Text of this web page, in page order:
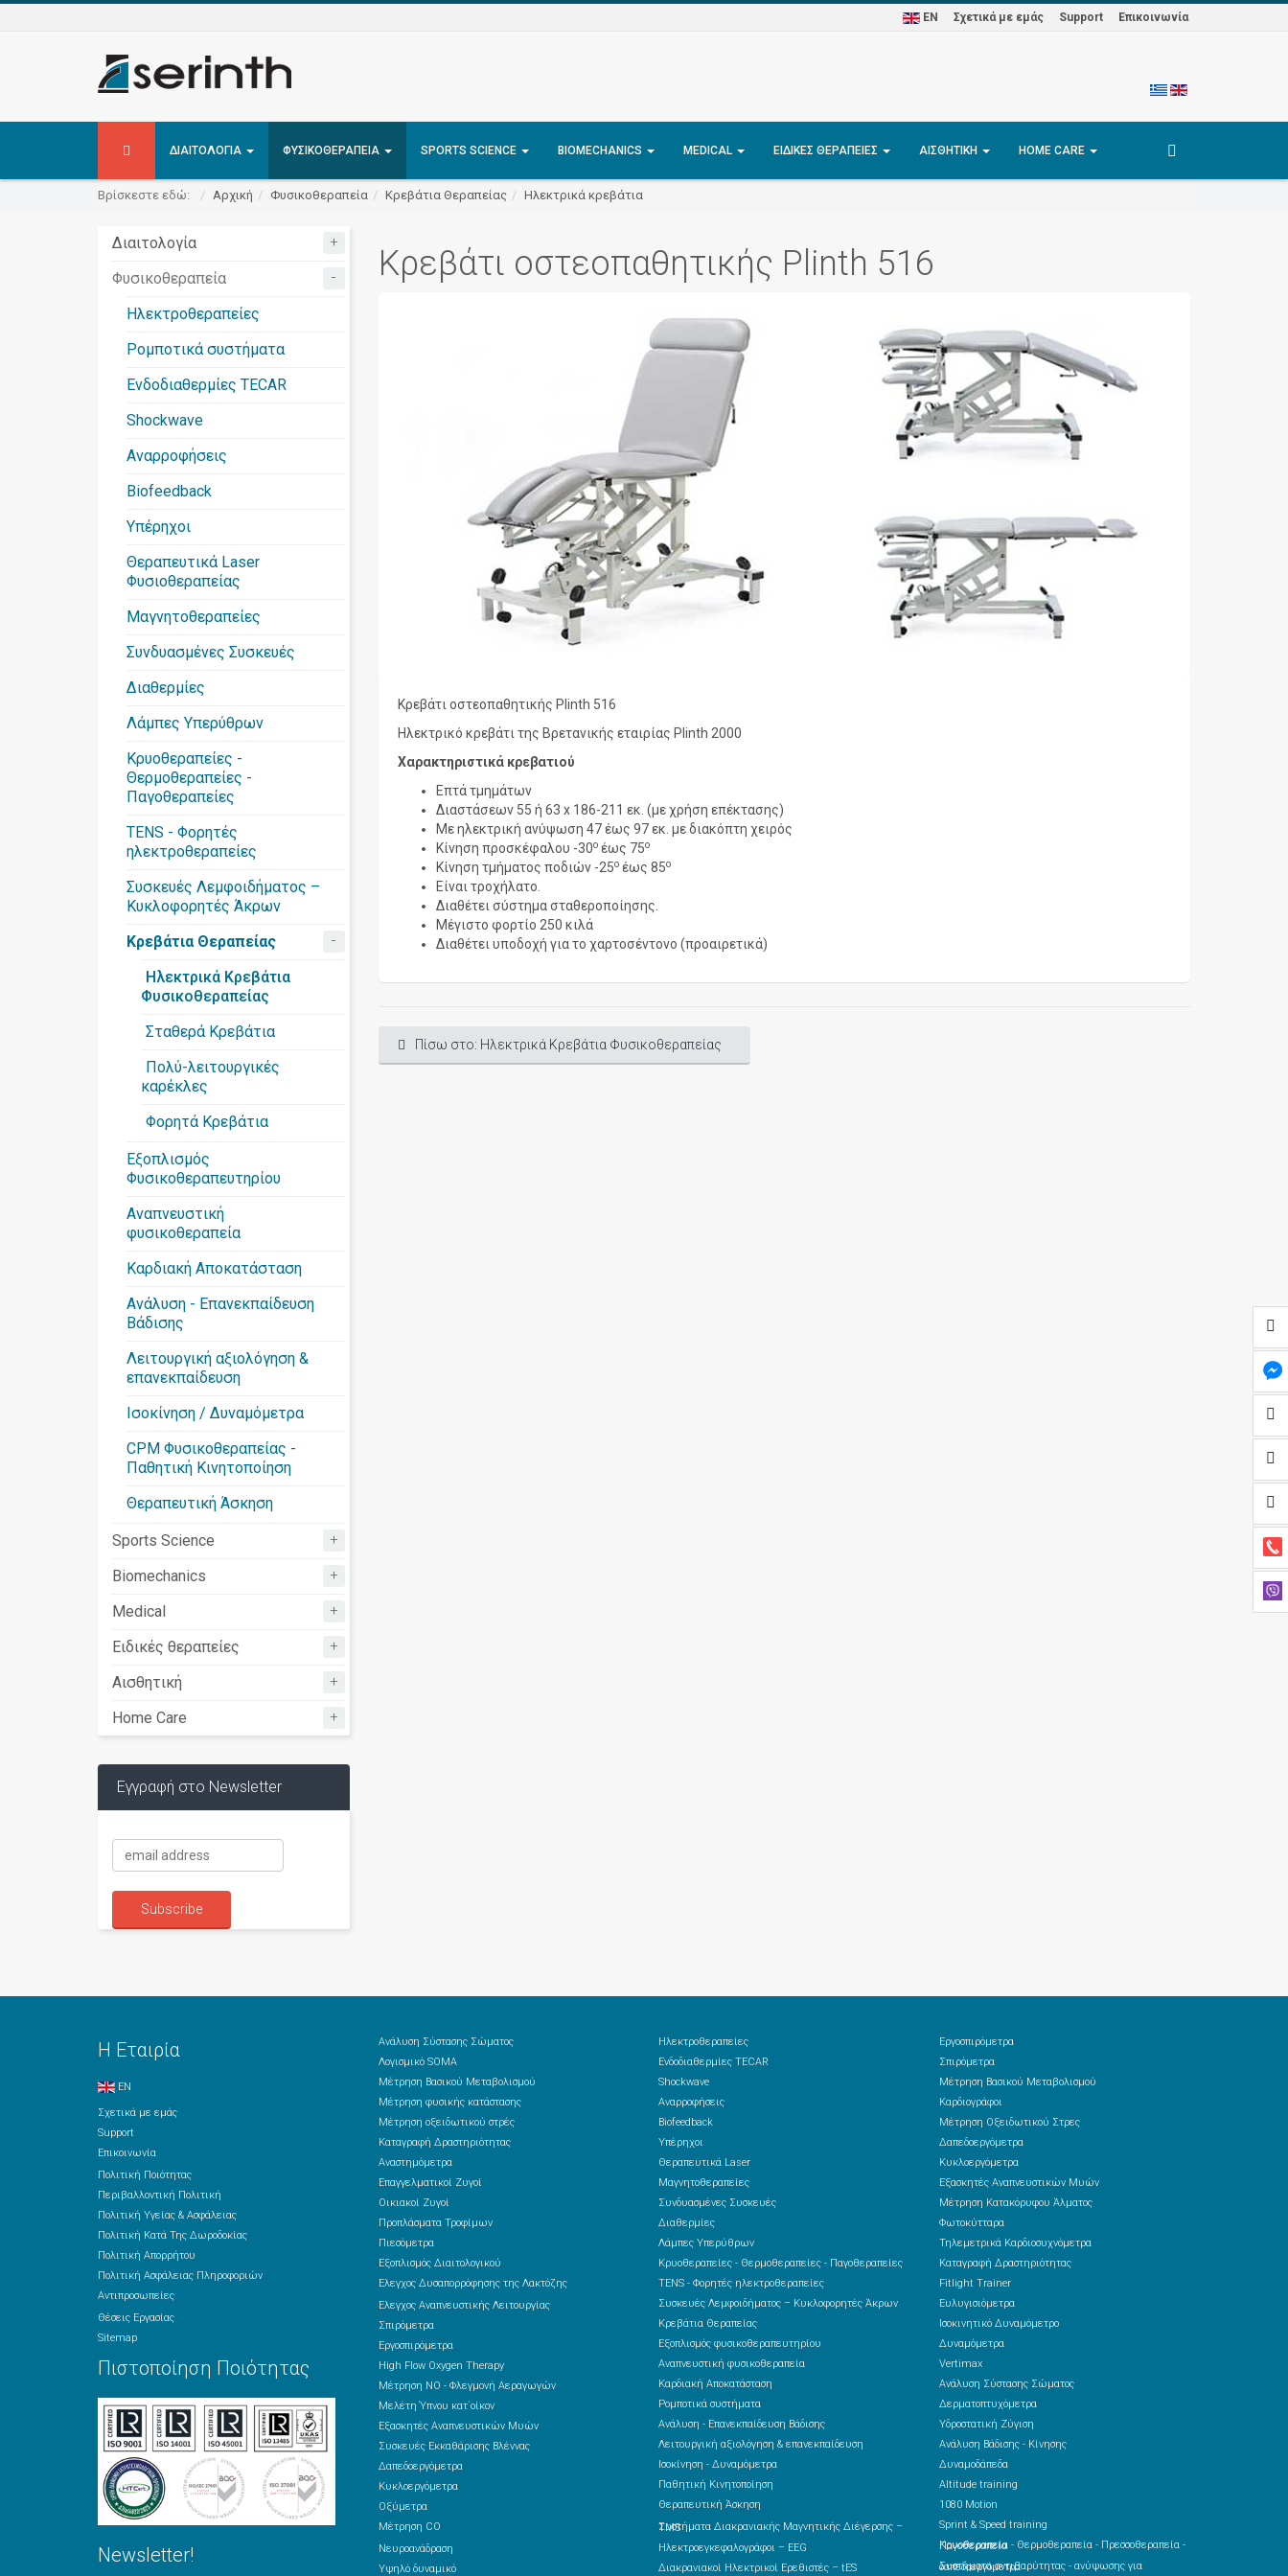
EN Σχετικά με εμάς Support Επικοινωνία
ΔΙΑΙΤΟΛΟΓΊΑ ΦΥΣΙΚΟΘΕΡΑΠΕΊΑ SPORTS SCIENCE BIOMECHANICS MEDICAL ΕΙΔΙΚΈΣ ΘΕΡΑΠΕΊΕΣ ΑΙΣΘΗΤΙΚΉ HOME CARE
Βρίσκεστε εδώ: Αρχική Φυσικοθεραπεία Κρεβάτια Θεραπείας Ηλεκτρικά κρεβάτια
Διαιτολογία +
Φυσικοθεραπεία -
Ηλεκτροθεραπείες
Ρομποτικά συστήματα
Ενδοδιαθερμίες TECAR
Shockwave
Αναρροφήσεις
Biofeedback
Υπέρηχοι
Θεραπευτικά Laser
Φυσιοθεραπείας
Μαγνητοθεραπείες
Συνδυασμένες Συσκευές
Διαθερμίες
Λάμπες Υπερύθρων
Κρυοθεραπείες -
Θερμοθεραπείες -
Παγοθεραπείες
TENS - Φορητές
ηλεκτροθεραπείες
Συσκευές Λεμφοιδήματος –
Κυκλοφορητές Άκρων
Κρεβάτια Θεραπείας
-
Ηλεκτρικά Κρεβάτια
Φυσικοθεραπείας
Σταθερά Κρεβάτια
Πολύ-λειτουργικές
καρέκλες
Φορητά Κρεβάτια
Εξοπλισμός
Φυσικοθεραπευτηρίου
Αναπνευστική
φυσικοθεραπεία
Καρδιακή Αποκατάσταση
Ανάλυση - Επανεκπαίδευση
Βάδισης
Λειτουργική αξιολόγηση &
επανεκπαίδευση
Ισοκίνηση / Δυναμόμετρα
CPM Φυσικοθεραπείας -
Παθητική Κινητοποίηση
Θεραπευτική Άσκηση
Sports Science +
Biomechanics +
Medical +
Ειδικές θεραπείες +
Αισθητική +
Home Care +
Εγγραφή στο Newsletter
Κρεβάτι οστεοπαθητικής Plinth 516
Κρεβάτι οστεοπαθητικής Plinth 516
Ηλεκτρικό κρεβάτι της Βρετανικής εταιρίας Plinth 2000
Χαρακτηριστικά κρεβατιού
Επτά τμημάτων
Διαστάσεων 55 ή 63 x 186-211 εκ. (με χρήση επέκτασης)
Με ηλεκτρική ανύψωση 47 έως 97 εκ. με διακόπτη χειρός
Κίνηση προσκέφαλου -30οέως 75ο
Κίνηση τμήματος ποδιών -25οέως 85ο
Είναι τροχήλατο.
Διαθέτει σύστημα σταθεροποίησης.
Μέγιστο φορτίο 250 κιλά
Διαθέτει υποδοχή για το χαρτοσέντονο (προαιρετικά)
Πίσω στο: Ηλεκτρικά Κρεβάτια Φυσικοθεραπείας
Η Εταιρία
EN
Σχετικά με εμάς
Support
Επικοινωνία
Πολιτική Ποιότητας
Περιβαλλοντική Πολιτική
Πολιτική Υγείας & Ασφάλειας
Πολιτική Κατά Της Δωροδοκίας
Πολιτική Απορρήτου
Πολιτική Ασφάλειας Πληροφοριών
Αντιπροσωπείες
Θέσεις Εργασίας
Sitemap
Πιστοποίηση Ποιότητας
Newsletter!
Ανάλυση Σύστασης Σώματος
Λογισμικό SOMA
Μέτρηση Βασικού Μεταβολισμού
Μέτρηση φυσικής κατάστασης
Μέτρηση οξειδωτικού στρές
Καταγραφή Δραστηριότητας
Αναστημόμετρα
Επαγγελματικοί Ζυγοί
Οικιακοί Ζυγοί
Προπλάσματα Τροφίμων
Πιεσόμετρα
Εξοπλισμός Διαιτολογικού
Έλεγχος Δυσαπορρόφησης της Λακτόζης
Έλεγχος Αναπνευστικής Λειτουργίας
Σπιρόμετρα
Εργοσπιρόμετρα
High Flow Oxygen Therapy
Μέτρηση NO - Φλεγμονή Αεραγωγών
Μελέτη Ύπνου κατ΄οίκον
Εξασκητές Αναπνευστικών Μυών
Συσκευές Εκκαθάρισης Βλέννας
Δαπεδοεργόμετρα
Κυκλοεργόμετρα
Οξύμετρα
Μέτρηση CO
Νευροανάδραση
Υψηλό δυναμικό
Ηλεκτροθεραπείες
Ενδοδιαθερμίες TECAR
Shockwave
Αναρροφήσεις
Biofeedback
Υπέρηχοι
Θεραπευτικά Laser
Μαγνητοθεραπείες
Συνδυασμένες Συσκευές
Διαθερμίες
Λάμπες Υπερύθρων
Κρυοθεραπείες - Θερμοθεραπείες - Παγοθεραπείες
TENS - Φορητές ηλεκτροθεραπείες
Συσκευές Λεμφοιδήματος – Κυκλοφορητές Άκρων
Κρεβάτια Θεραπείας
Εξοπλισμός φυσικοθεραπευτηρίου
Αναπνευστική φυσικοθεραπεία
Καρδιακή Αποκατάσταση
Ρομποτικά συστήματα
Ανάλυση - Επανεκπαίδευση Βάδισης
Λειτουργική αξιολόγηση & επανεκπαίδευση
Ισοκίνηση - Δυναμόμετρα
Παθητική Κινητοποίηση
Θεραπευτική Άσκηση
Συστήματα Διακρανιακής Μαγνητικής Διέγερσης – TMS
Ηλεκτροεγκεφαλογράφοι – EEG
Διακρανιακοί Ηλεκτρικοί Ερεθιστές – tES
Εργοσπιρόμετρα
Σπιρόμετρα
Μέτρηση Βασικού Μεταβολισμού
Καρδιογράφοι
Μέτρηση Οξειδωτικού Στρες
Δαπεδοεργόμετρα
Κυκλοεργόμετρα
Εξασκητές Αναπνευστικών Μυών
Μέτρηση Κατακόρυφου Άλματος
Φωτοκύτταρα
Τηλεμετρικά Καρδιοσυχνόμετρα
Καταγραφή Δραστηριότητας
Fitlight Trainer
Ευλυγισιόμετρα
Ισοκινητικό Δυναμόμετρο
Δυναμόμετρα
Vertimax
Ανάλυση Σύστασης Σώματος
Δερματοπτυχόμετρα
Υδροστατική Ζύγιση
Ανάλυση Βάδισης - Κίνησης
Δυναμοδάπεδα
Altitude training
1080 Motion
Sprint & Speed training
Κρυοθεραπεία - Θερμοθεραπεία - Πρεσσοθεραπεία - Παγοθεραπεία
Συστήματα αντιβαρύτητας - ανύψωσης για δαπεδοεργόμετρα